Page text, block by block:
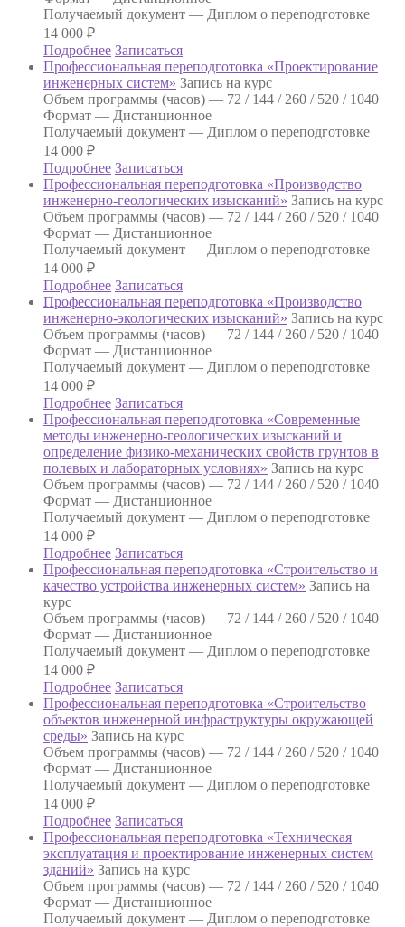
Получаемый документ — Диплом о переподготовке
14 000 ₽
Подробнее Записаться
Профессиональная переподготовка «Проектирование
инженерных систем» Запись на курс
Объем программы (часов) — 72 / 144 / 260 / 520 / 1040
Формат — Дистанционное
Получаемый документ — Диплом о переподготовке
14 000 ₽
Подробнее Записаться
Профессиональная переподготовка «Производство
инженерно-геологических изысканий» Запись на курс
Объем программы (часов) — 72 / 144 / 260 / 520 / 1040
Формат — Дистанционное
Получаемый документ — Диплом о переподготовке
14 000 ₽
Подробнее Записаться
Профессиональная переподготовка «Производство
инженерно-экологических изысканий» Запись на курс
Объем программы (часов) — 72 / 144 / 260 / 520 / 1040
Формат — Дистанционное
Получаемый документ — Диплом о переподготовке
14 000 ₽
Подробнее Записаться
Профессиональная переподготовка «Современные
методы инженерно-геологических изысканий и
определение физико-механических свойств грунтов в
полевых и лабораторных условиях» Запись на курс
Объем программы (часов) — 72 / 144 / 260 / 520 / 1040
Формат — Дистанционное
Получаемый документ — Диплом о переподготовке
14 000 ₽
Подробнее Записаться
Профессиональная переподготовка «Строительство и
качество устройства инженерных систем» Запись на
курс
Объем программы (часов) — 72 / 144 / 260 / 520 / 1040
Формат — Дистанционное
Получаемый документ — Диплом о переподготовке
14 000 ₽
Подробнее Записаться
Профессиональная переподготовка «Строительство
объектов инженерной инфраструктуры окружающей
среды» Запись на курс
Объем программы (часов) — 72 / 144 / 260 / 520 / 1040
Формат — Дистанционное
Получаемый документ — Диплом о переподготовке
14 000 ₽
Подробнее Записаться
Профессиональная переподготовка «Техническая
эксплуатация и проектирование инженерных систем
зданий» Запись на курс
Объем программы (часов) — 72 / 144 / 260 / 520 / 1040
Формат — Дистанционное
Получаемый документ — Диплом о переподготовке